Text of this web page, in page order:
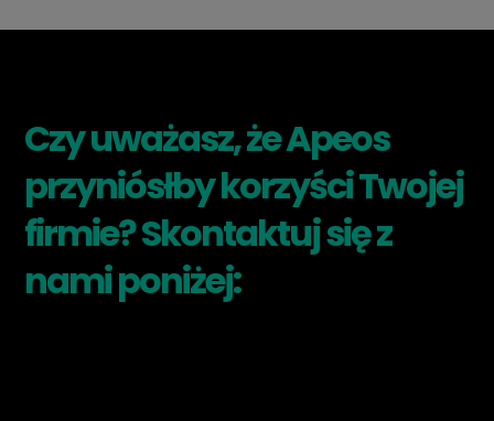
Czy uważasz, że Apeos
przyniósłby korzyści Twojej
firmie? Skontaktuj się z
nami poniżej: